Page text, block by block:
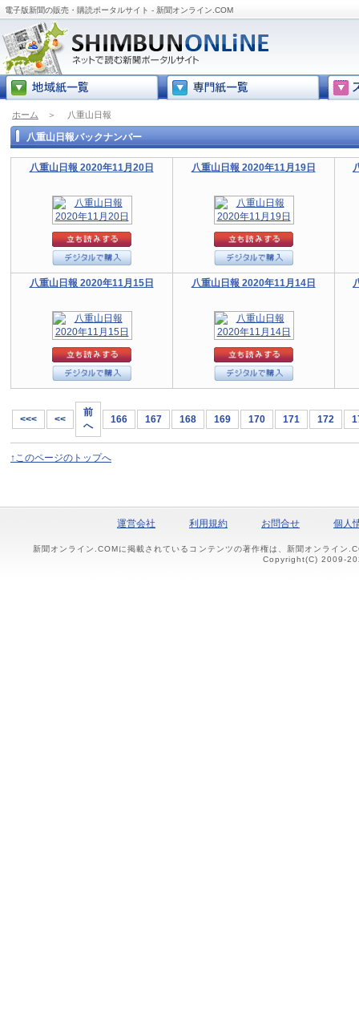
電子版新聞の販売・購読ポータルサイト - 新聞オンライン.COM
ホーム ＞ 八重山日報
八重山日報バックナンバー
八重山日報 2020年11月20日 八重山日報 2020年11月19日
八重山日報 2020年11月15日 八重山日報 2020年11月14日
<<< <<
前
へ
166 167 168 169 170 171 172
↑このページのトップへ
運営会社 利用規約 お問合せ 個人
新聞オンライン.COMに掲載されているコンテンツの著作権は、新聞オンライン
Copyright(C) 2009-